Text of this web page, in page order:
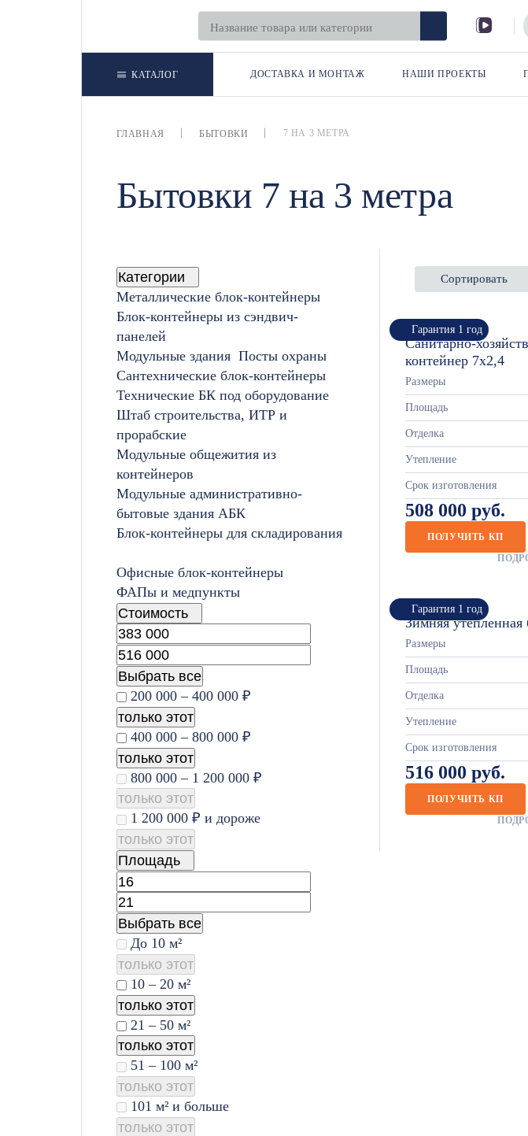
КАТАЛОГ ДОСТАВКА И МОНТАЖ НАШИ ПРОЕКТЫ
ГЛАВНАЯ БЫТОВКИ 7 НА 3 МЕТРА
Бытовки 7 на 3 метра
Категории
Металлические блок-контейнеры
Блок-контейнеры из сэндвич-
панелей
Модульные здания Посты охраны
Сантехнические блок-контейнеры
Технические БК под оборудование
Штаб строительства, ИТР и
прорабские
Модульные общежития из
контейнеров
Модульные административно-
бытовые здания АБК
Блок-контейнеры для складирования
Офисные блок-контейнеры
ФАПы и медпункты
Стоимость
Выбрать все
200 000 – 400 000 ₽
только этот
400 000 – 800 000 ₽
только этот
800 000 – 1 200 000 ₽
только этот
1 200 000 ₽ и дороже
только этот
Площадь
Выбрать все
До 10 м²
только этот
10 – 20 м²
только этот
21 – 50 м²
только этот
51 – 100 м²
только этот
101 м² и больше
только этот
Сортировать
Гарантия 1 год
Санитарно-
контейнер 7х2,4
Размеры
Площадь
Отделка
Утепление
Срок изготовления
508 000 руб.
ПОЛУЧИТЬ КП
Гарантия 1 год
Зимняя утепленная
Размеры
Площадь
Отделка
Утепление
Срок изготовления
516 000 руб.
ПОЛУЧИТЬ КП